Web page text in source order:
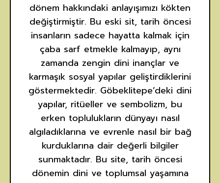
dönem hakkındaki anlayışımızı kökten
değiştirmiştir. Bu eski sit, tarih öncesi
insanların sadece hayatta kalmak için
çaba sarf etmekle kalmayıp, aynı
zamanda zengin dini inançlar ve
karmaşık sosyal yapılar geliştirdiklerini
göstermektedir. Göbeklitepe’deki dini
yapılar, ritüeller ve sembolizm, bu
erken toplulukların dünyayı nasıl
algıladıklarına ve evrenle nasıl bir bağ
kurduklarına dair değerli bilgiler
sunmaktadır. Bu site, tarih öncesi
dönemin dini ve toplumsal yaşamına